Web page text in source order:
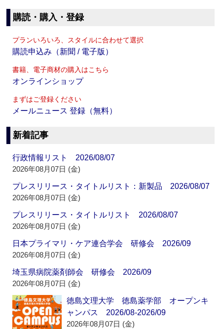
購読・購入・登録
プランいろいろ、スタイルに合わせて選択
購読申込み（新聞 / 電子版）
書籍、電子商材の購入はこちら
オンラインショップ
まずはご登録ください
メールニュース 登録（無料）
新着記事
行政情報リスト 2026/08/07
2026年08月07日 (金)
プレスリリース・タイトルリスト：新製品 2026/08/07
2026年08月07日 (金)
プレスリリース・タイトルリスト 2026/08/07
2026年08月07日 (金)
日本プライマリ・ケア連合学会 研修会 2026/09
2026年08月07日 (金)
埼玉県病院薬剤師会 研修会 2026/09
2026年08月07日 (金)
徳島文理大学 徳島薬学部 オープンキ
ャンパス 2026/08-2026/09
2026年08月07日 (金)